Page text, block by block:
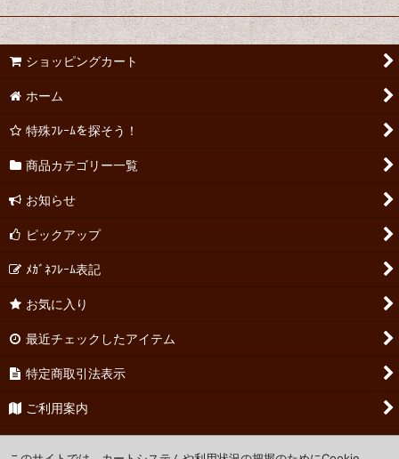
ショッピングカート
ホーム
特殊ﾌﾚｰﾑを探そう！
商品カテゴリー一覧
お知らせ
ピックアップ
ﾒｶﾞﾈﾌﾚｰﾑ表記
お気に入り
最近チェックしたアイテム
特定商取引法表示
ご利用案内